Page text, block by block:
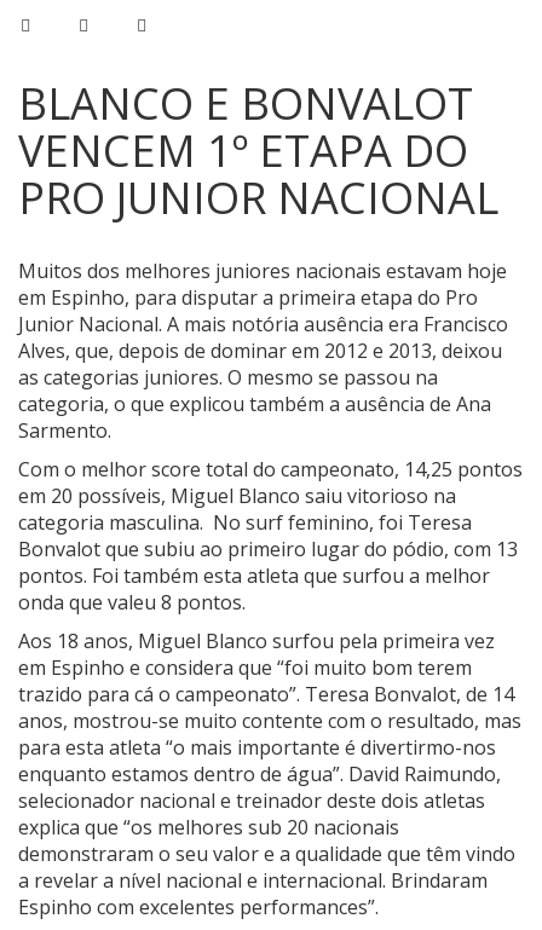
BLANCO E BONVALOT
VENCEM 1º ETAPA DO
PRO JUNIOR NACIONAL
Muitos dos melhores juniores nacionais estavam hoje
em Espinho, para disputar a primeira etapa do Pro
Junior Nacional. A mais notória ausência era Francisco
Alves, que, depois de dominar em 2012 e 2013, deixou
as categorias juniores. O mesmo se passou na
categoria, o que explicou também a ausência de Ana
Sarmento.
Com o melhor score total do campeonato, 14,25 pontos
em 20 possíveis, Miguel Blanco saiu vitorioso na
categoria masculina. No surf feminino, foi Teresa
Bonvalot que subiu ao primeiro lugar do pódio, com 13
pontos. Foi também esta atleta que surfou a melhor
onda que valeu 8 pontos.
Aos 18 anos, Miguel Blanco surfou pela primeira vez
em Espinho e considera que “foi muito bom terem
trazido para cá o campeonato”. Teresa Bonvalot, de 14
anos, mostrou-se muito contente com o resultado, mas
para esta atleta “o mais importante é divertirmo-nos
enquanto estamos dentro de água”. David Raimundo,
selecionador nacional e treinador deste dois atletas
explica que “os melhores sub 20 nacionais
demonstraram o seu valor e a qualidade que têm vindo
a revelar a nível nacional e internacional. Brindaram
Espinho com excelentes performances”.